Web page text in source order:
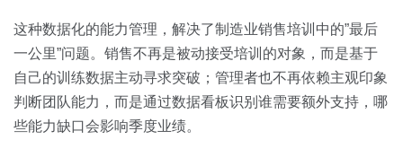
这种数据化的能力管理，解决了制造业销售培训中的”最后
一公里”问题。销售不再是被动接受培训的对象，而是基于
自己的训练数据主动寻求突破；管理者也不再依赖主观印象
判断团队能力，而是通过数据看板识别谁需要额外支持，哪
些能力缺口会影响季度业绩。